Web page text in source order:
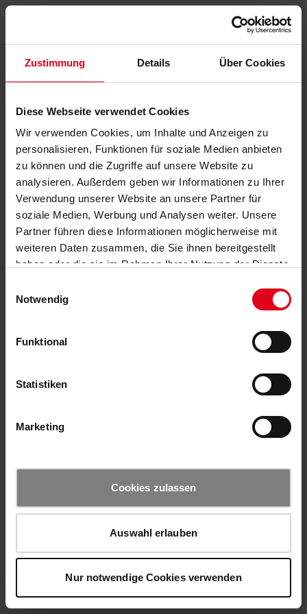
Zustimmung Details Über Cookies
Diese Webseite verwendet Cookies
Wir verwenden Cookies, um Inhalte und Anzeigen zu
personalisieren, Funktionen für soziale Medien anbieten
zu können und die Zugriffe auf unsere Website zu
analysieren. Außerdem geben wir Informationen zu Ihrer
Verwendung unserer Website an unsere Partner für
soziale Medien, Werbung und Analysen weiter. Unsere
Partner führen diese Informationen möglicherweise mit
weiteren Daten zusammen, die Sie ihnen bereitgestellt
haben oder die sie im Rahmen Ihrer Nutzung der Dienste
Notwendig
Funktional
Statistiken
Marketing
Cookies zulassen
Auswahl erlauben
Nur notwendige Cookies verwenden